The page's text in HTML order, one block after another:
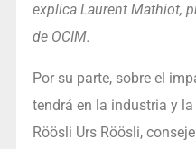
explica Laurent Mathiot,
de OCIM.
Por su parte, sobre el
tendrá en la industria y
Röösli Urs Röösli,